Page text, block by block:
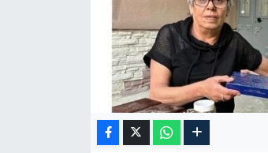
KIRKLARELİ